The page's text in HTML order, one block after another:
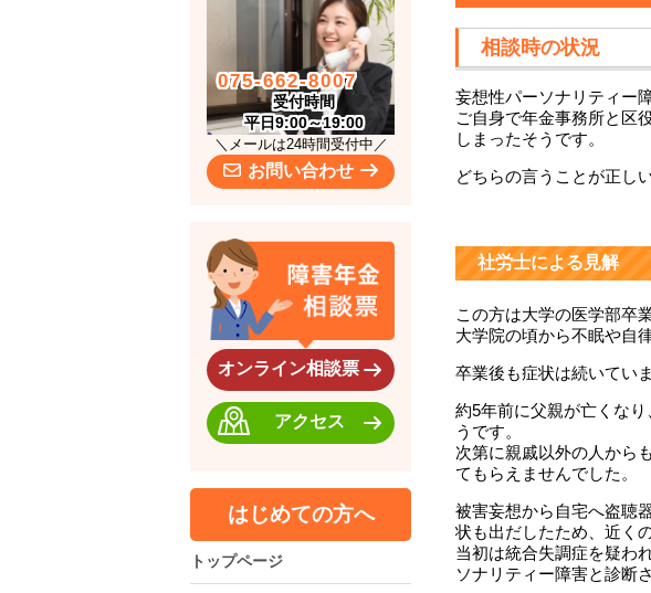
075-662-8007
受付時間
平日9:00～19:00
＼メールは24時間受付中／
お問い合わせ
オンライン相談票
アクセス
はじめての方へ
トップページ
相談時の状況
妄想性パーソナリティー
ご自身で年金事務所と区
しまったそうです。
どちらの言うことが正し
社労士による見解
この方は大学の医学部卒
大学院の頃から不眠や自
卒業後も症状は続いてい
約5年前に父親が亡くな
うです。
次第に親戚以外の人から
てもらえませんでした。
被害妄想から自宅へ盗聴
状も出だしたため、近く
当初は統合失調症を疑わ
ソナリティー障害と診断